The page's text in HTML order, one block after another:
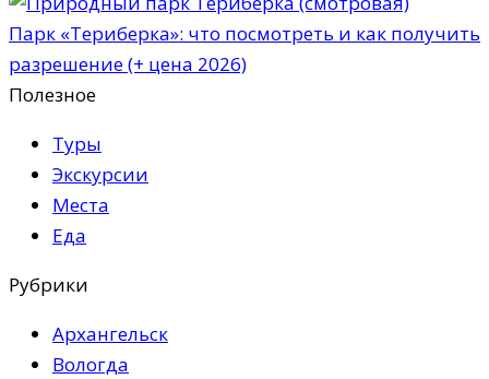
Парк «Териберка»: что посмотреть и как получить
разрешение (+ цена 2026)
Полезное
Туры
Экскурсии
Места
Еда
Рубрики
Архангельск
Вологда